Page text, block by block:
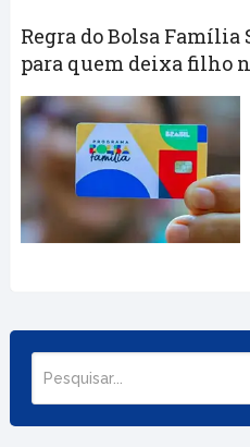
Regra do Bolsa Família
para quem deixa filho